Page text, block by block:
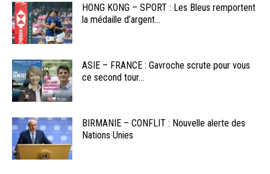
HONG KONG – SPORT : Les Bleus remportent
la médaille d’argent...
ASIE – FRANCE : Gavroche scrute pour vous
ce second tour...
BIRMANIE – CONFLIT : Nouvelle alerte des
Nations Unies